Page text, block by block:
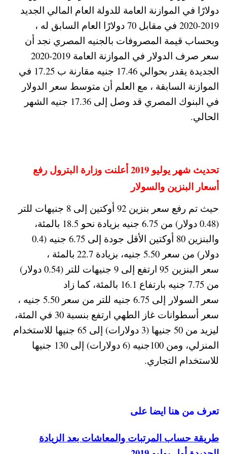
دولارًا في الموازنة العامة للدولة العام المالي الجديد
2019-2020 في مقابل 70 دولارًا العام السابق له ،
وبحساب قيمة المصروفات بالجنيه المصري نجد أن
سعر صرف الدولار في الموازنة العامة 2019-2020
الجديدة يقدر بحوالي 17.46 جنيه مقارنة ب 17.25 في
الموازنة السابقة ، مع العلم أن متوسط سعر الدولار
في البنوك المصري قد وصل إلى 17.36 جنيه الشهر
الحالي.
تحديث شهر يوليو 2019 أعلنت وزارة البترول رفع
أسعار البنزين والسولار
حيث تم رفع سعر بنزين 92 أوكتين إلى 8 جنيهات للتر
(0.48 دولار) من 6.75 جنيه بزيادة نحو 18.5 بالمئة،
والبنزين 80 أوكتين الأقل جودة إلى 6.75 جنيه (0.4
دولار) من سعر 5.50 جنيه، بزيادة 22.7 بالمئة ،
سعر البنزين 95 ارتفع إلى 9 جنيهات للتر (0.54 دولار)
من 7.75 جنيه بارتفاع 16.1 بالمئة، كما زاد
سعر السولار إلى 6.75 جنيه للتر من سعر 5.50 جنيه ،
سعر أسطوانات غاز الطهي ارتفع بنسبة 30 في المئة،
ليزيد من 50 جنيها (3 دولارات) إلى 65 جنيها للاستخدام
المنزلي، ومن 100جنيه (6 دولارات) إلى 130 جنيها
للاستخدام التجاري.
تعرف من هنا ايضا على
طريقة حساب المرتبات والمعاشات بعد الزيادة